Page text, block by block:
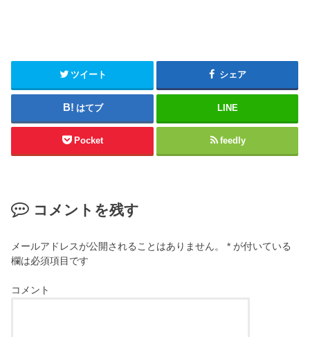
ツイート シェア
はてブ LINE
Pocket feedly
コメントを残す
メールアドレスが公開されることはありません。 * が付いている
欄は必須項目です
コメント